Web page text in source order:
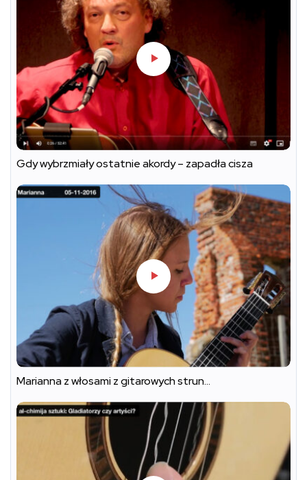
Gdy wybrzmiały ostatnie akordy – zapadła cisza
Marianna z włosami z gitarowych strun…